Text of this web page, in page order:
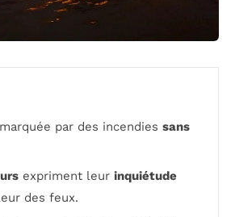
marquée par des incendies sans
expriment leur inquiétude
des feux.